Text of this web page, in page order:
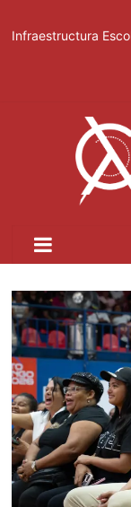
Infraestructura
Crear dos nuevas
público, advierte
Ministerio de
capacitación para
año escolar 2026-
del PRM y felicita a